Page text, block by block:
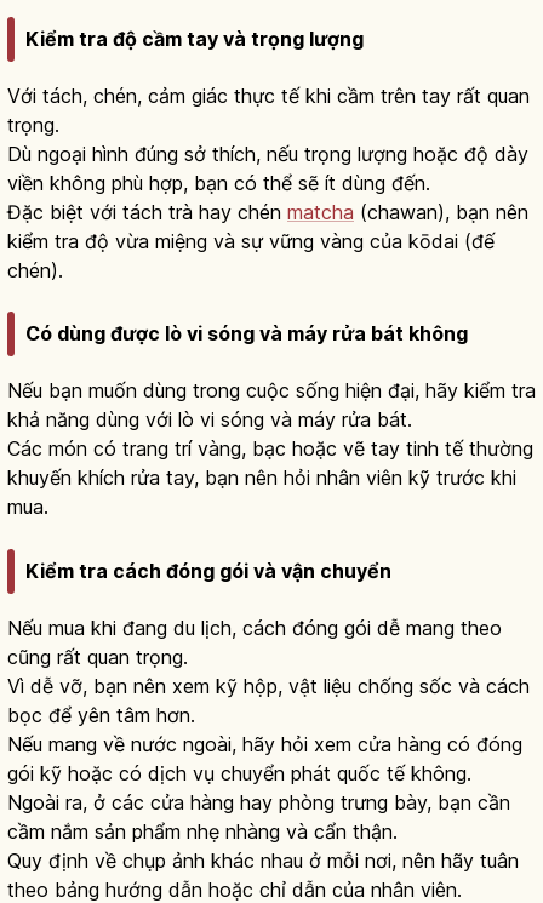
Kiểm tra độ cầm tay và trọng lượng
Với tách, chén, cảm giác thực tế khi cầm trên tay rất quan
trọng.
Dù ngoại hình đúng sở thích, nếu trọng lượng hoặc độ dày
viền không phù hợp, bạn có thể sẽ ít dùng đến.
Đặc biệt với tách trà hay chén matcha (chawan), bạn nên
kiểm tra độ vừa miệng và sự vững vàng của kōdai (đế
chén).
Có dùng được lò vi sóng và máy rửa bát không
Nếu bạn muốn dùng trong cuộc sống hiện đại, hãy kiểm tra
khả năng dùng với lò vi sóng và máy rửa bát.
Các món có trang trí vàng, bạc hoặc vẽ tay tinh tế thường
khuyến khích rửa tay, bạn nên hỏi nhân viên kỹ trước khi
mua.
Kiểm tra cách đóng gói và vận chuyển
Nếu mua khi đang du lịch, cách đóng gói dễ mang theo
cũng rất quan trọng.
Vì dễ vỡ, bạn nên xem kỹ hộp, vật liệu chống sốc và cách
bọc để yên tâm hơn.
Nếu mang về nước ngoài, hãy hỏi xem cửa hàng có đóng
gói kỹ hoặc có dịch vụ chuyển phát quốc tế không.
Ngoài ra, ở các cửa hàng hay phòng trưng bày, bạn cần
cầm nắm sản phẩm nhẹ nhàng và cẩn thận.
Quy định về chụp ảnh khác nhau ở mỗi nơi, nên hãy tuân
theo bảng hướng dẫn hoặc chỉ dẫn của nhân viên.